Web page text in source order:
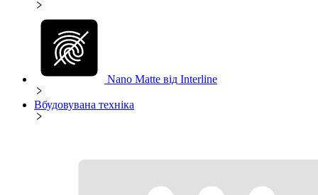
Nano Matte від Interline
Вбудовувана техніка